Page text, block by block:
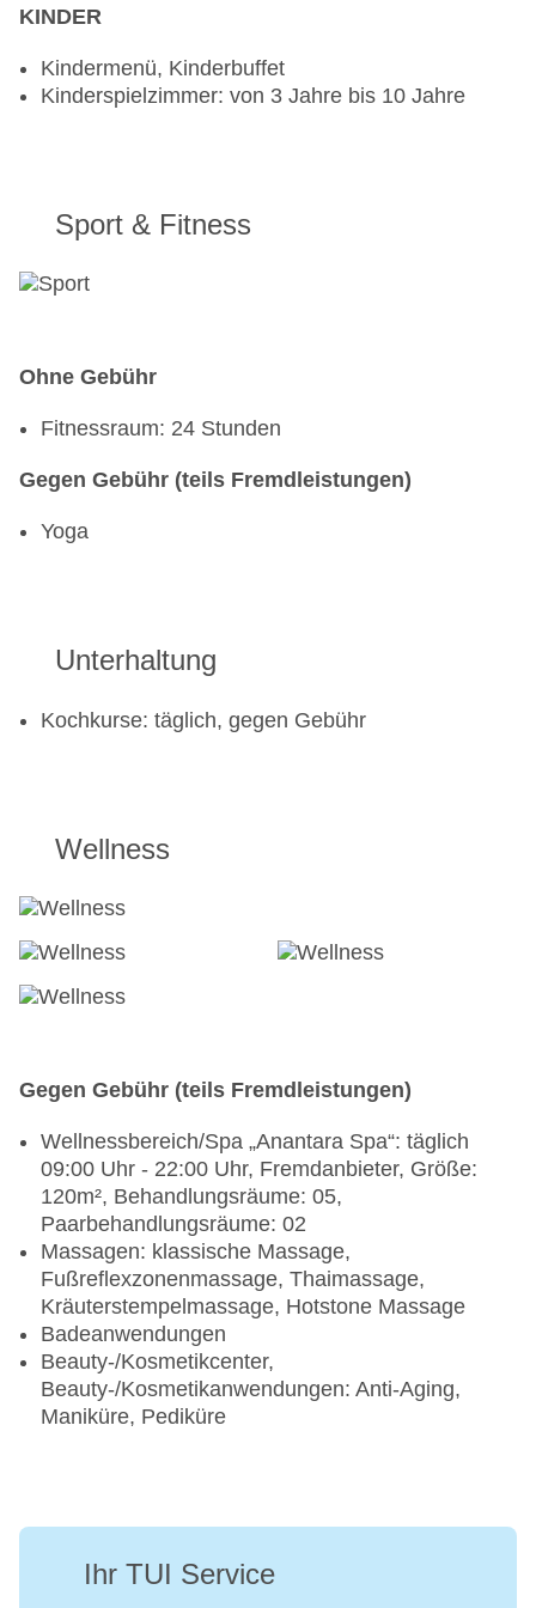
Bars & mehr: 2
Loungebar „Cham Lounge“: täglich 11:00 Uhr -
22:00 Uhr, gegen Gebühr
Poolbar Outdoor „Flow Bar“: täglich 09:00 Uhr -
KINDER
Kindermenü, Kinderbuffet
Kinderspielzimmer: von 3 Jahre bis 10 Jahre
Sport & Fitness
Ohne Gebühr
Fitnessraum: 24 Stunden
Gegen Gebühr (teils Fremdleistungen)
Yoga
Unterhaltung
Kochkurse: täglich, gegen Gebühr
Wellness
Gegen Gebühr (teils Fremdleistungen)
Wellnessbereich/Spa „Anantara Spa“: täglich
09:00 Uhr - 22:00 Uhr, Fremdanbieter, Größe:
120m², Behandlungsräume: 05,
Paarbehandlungsräume: 02
Massagen: klassische Massage,
Fußreflexzonenmassage, Thaimassage,
Kräuterstempelmassage, Hotstone Massage
Badeanwendungen
Beauty-/Kosmetikcenter,
Beauty-/Kosmetikanwendungen: Anti-Aging,
Maniküre, Pediküre
Ihr TUI Service